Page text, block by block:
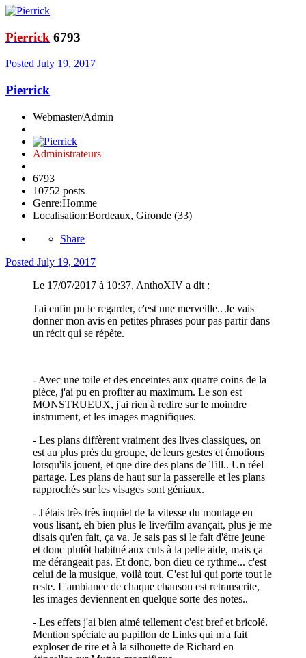
Pierrick 6793
Posted July 19, 2017
Pierrick
Webmaster/Admin
Administrateurs
6793
10752 posts
Genre:Homme
Localisation:Bordeaux, Gironde (33)
Share
Posted July 19, 2017
Le 17/07/2017 à 10:37, AnthoXIV a dit :
J'ai enfin pu le regarder, c'est une merveille.. Je vais
donner mon avis en petites phrases pour pas partir dans
un récit qui se répète.
- Avec une toile et des enceintes aux quatre coins de la
pièce, j'ai pu en profiter au maximum. Le son est
MONSTRUEUX, j'ai rien à redire sur le moindre
instrument, et les images magnifiques.
- Les plans diffèrent vraiment des lives classiques, on
est au plus près du groupe, de leurs gestes et émotions
lorsqu'ils jouent, et que dire des plans de Till.. Un réel
partage. Les plans de haut sur la passerelle et les plans
rapprochés sur les visages sont géniaux.
- J'étais très très inquiet de la vitesse du montage en
vous lisant, eh bien plus le live/film avançait, plus je me
disais qu'en fait, ça va. Je sais pas si le fait d'être jeune
et donc plutôt habitué aux cuts à la pelle aide, mais ça
me dérangeait pas. Et donc, bon dieu ce rythme... c'est
celui de la musique, voilà tout. C'est lui qui porte tout le
reste. L'ambiance de chaque chanson est retranscrite,
les images deviennent en quelque sorte des notes..
- Les effets j'ai bien aimé tellement c'est bref et bricolé.
Mention spéciale au papillon de Links qui m'a fait
exploser de rire et à la silhouette de Richard en